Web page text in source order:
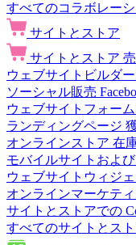
すべてのコラボレー
サイトとストア
サイトとストア
ウェブサイトビルダー
ソーシャル販売
ウェブサイトフォーム
ランディングページ
オンラインストア 在
モバイルサイトおよ
ウェブサイトウィジェ
オンラインマーケテ
サイトとストアでの
すべてのサイトとス